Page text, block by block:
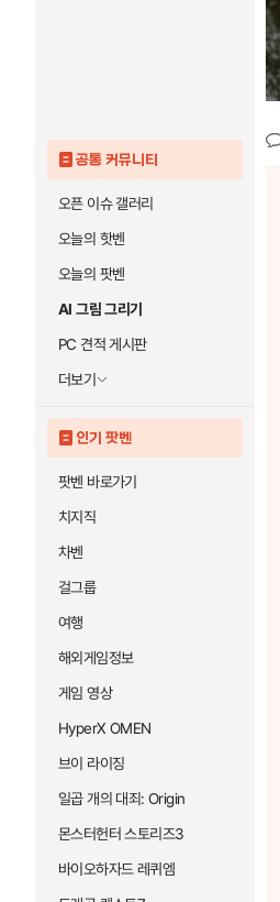
공통 커뮤니티
오픈 이슈 갤러리
오늘의 핫벤
오늘의 팟벤
AI 그림 그리기
PC 견적 게시판
더보기
인기 팟벤
팟벤 바로가기
치지직
차벤
걸그룹
여행
해외게임정보
게임 영상
HyperX OMEN
브이 라이징
일곱 개의 대죄: Origin
몬스터헌터 스토리즈3
바이오하자드 레퀴엠